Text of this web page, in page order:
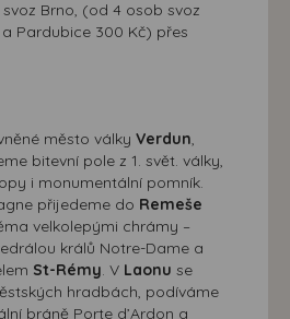
Brno, (od 4 osob svoz
Pardubice 300 Kč) přes
město války Verdun
bitevní pole z 1. svět. války,
i monumentální pomník.
přijedeme do Remeše
velkolepými chrámy –
králů Notre-Dame a
St-Rémy . V Laonu se
hradbách, podíváme
bráně Porte d’Ardon a